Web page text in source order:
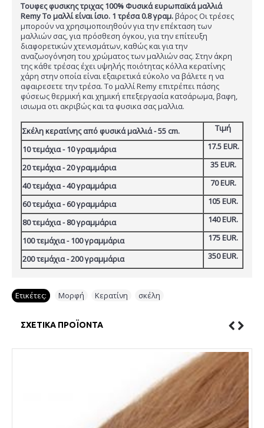
Τουφες φυσικης τριχας 100% Φυσικά ευρωπαϊκά μαλλιά
Remy Το μαλλί είναι ίσιο. 1 τρέσα 0.8 γραμ.βάρος Οι τρέσες
μπορούν να χρησιμοποιηθούν για την επέκταση των
μαλλιών σας, για πρόσθεση όγκου, για την επίτευξη
διαφορετικών χτενισμάτων, καθώς και για την
αναζωογόνηση του χρώματος των μαλλιών σας. Στην άκρη
της κάθε τρέσας έχει υψηλής ποιότητας κόλλα κερατίνης
χάρη στην οποία είναι εξαιρετικά εύκολο να βάλετε η να
αφαιρεσετε την τρέσα. Το μαλλί Remy επιτρέπει πάσης
φύσεως θερμική και χημική επεξεργασία κατσάρωμα, βαφη,
ισιωμα οτι ακριβώς και τα φυσικα σας μαλλια.
Σκέλη κερατίνης από φυσικά μαλλιά - 55 cm.
Τιμή
10 τεμάχια - 10 γραμμάρια
17.5 EUR.
20 τεμάχια - 20 γραμμάρια
35 EUR.
40 τεμάχια - 40 γραμμάρια
70 EUR.
60 τεμάχια - 60 γραμμάρια
105 EUR.
80 τεμάχια - 80 γραμμάρια
140 EUR.
100 τεμάχια - 100 γραμμάρια
175 EUR.
200 τεμάχια - 200 γραμμάρια
350 EUR.
Ετικέτες: Μορφή Κερατίνη σκέλη
ΣΧΕΤΙΚΆ ΠΡΟΪΌΝΤΑ